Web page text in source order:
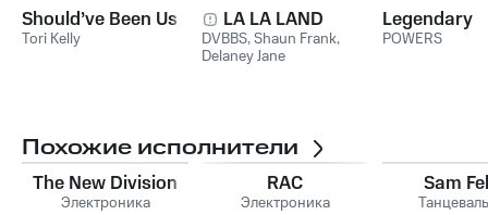
Should’ve Been Us
Tori Kelly
LA LA LAND
DVBBS,Shaun Frank,
Delaney Jane
Legendary
POWERS
Похожие исполнители
The New Division
Электроника
RAC
Электроника
Sam